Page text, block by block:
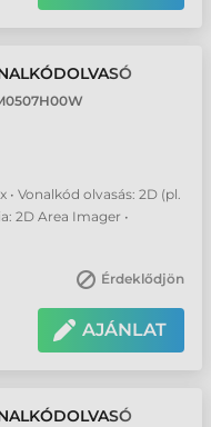
• Vonalkód olvasás: 2D (pl.
2D Area Imager •
Érdeklődjön
AJÁNLAT